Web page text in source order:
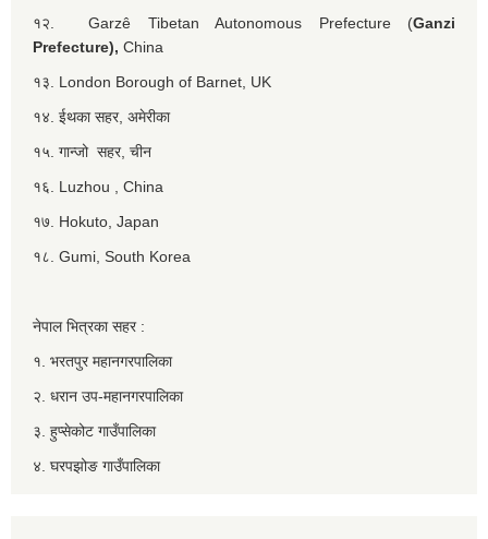
१२. Garzê Tibetan Autonomous Prefecture (Ganzi
Prefecture), China
१३. London Borough of Barnet, UK
१४. ईथका सहर, अमेरीका
१५. गान्जो सहर, चीन
१६. Luzhou , China
१७. Hokuto, Japan
१८. Gumi, South Korea
नेपाल भित्रका सहर :
१. भरतपुर महानगरपालिका
२. धरान उप-महानगरपालिका
३. हुप्सेकोट गाउँपालिका
४. घरपझोङ गाउँपालिका